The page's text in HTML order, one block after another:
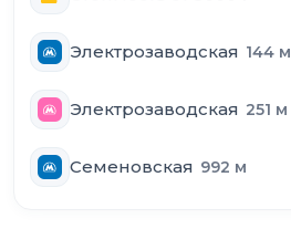
Электрозаводская 144 м
Электрозаводская 251 м
Семеновская 992 м